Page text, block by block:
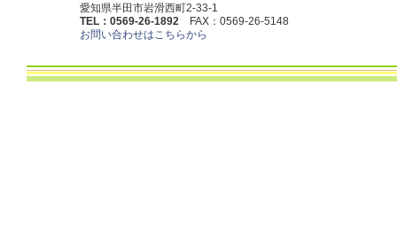
愛知県半田市岩滑西町2-33-1
TEL：0569-26-1892 FAX：0569-26-5148
お問い合わせはこちらから